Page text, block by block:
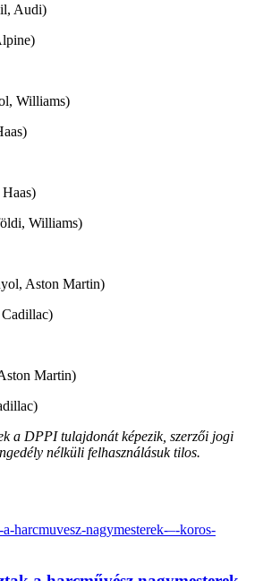
Audi)
Williams)
Williams)
Aston Martin)
Martin)
a DPPI tulajdonát képezik, szerzői jogi
nélküli felhasználásuk tilos.